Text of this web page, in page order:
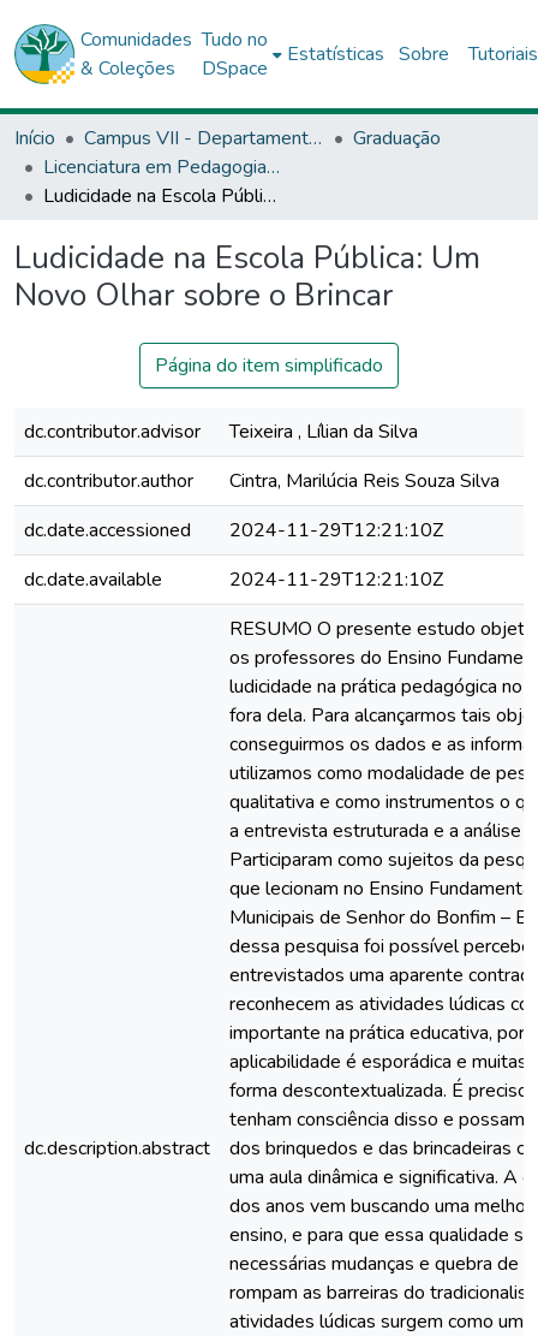
Comunidades
& Coleções
Tudo no
DSpace
Estatísticas Sobre Tutoriais
Início Campus VII - Departamento de Educação (DEDC) - Senhor do Bonfim
Graduação
Licenciatura em Pedagogia - DEDC7
Ludicidade na Escola Pública: Um Novo Olhar sobre o Brincar
Ludicidade na Escola Pública: Um
Novo Olhar sobre o Brincar
Página do item simplificado
dc.contributor.advisor
Teixeira , Lílian da Silva
dc.contributor.author
Cintra, Marilúcia Reis Souza Silva
dc.date.accessioned
2024-11-29T12:21:10Z
dc.date.available
2024-11-29T12:21:10Z
dc.description.abstract
RESUMO O presente estudo
os professores do Ensino
ludicidade na prática pedagógica no
fora dela. Para alcançarmos tais
conseguirmos os dados e as
utilizamos como modalidade de
qualitativa e como instrumentos o
a entrevista estruturada e a análise
Participaram como sujeitos da
que lecionam no Ensino
Municipais de Senhor do Bonfim –
dessa pesquisa foi possível
entrevistados uma aparente
reconhecem as atividades lúdicas
importante na prática educativa,
aplicabilidade é esporádica e muitas
forma descontextualizada. É
tenham consciência disso e possam
dos brinquedos e das brincadeiras
uma aula dinâmica e significativa. A
dos anos vem buscando uma
ensino, e para que essa qualidade
necessárias mudanças e quebra de
rompam as barreiras do
atividades lúdicas surgem como um